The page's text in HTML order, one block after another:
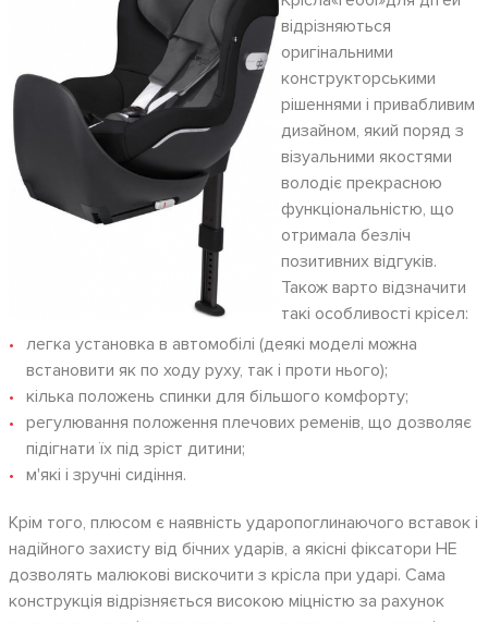
відрізняються
оригінальними
конструкторськими
рішеннями і привабливим
дизайном, який поряд з
візуальними якостями
володіє прекрасною
функціональністю, що
отримала безліч
позитивних відгуків.
Також варто відзначити
такі особливості крісел:
легка установка в автомобілі (деякі моделі можна
встановити як по ходу руху, так і проти нього);
кілька положень спинки для більшого комфорту;
регулювання положення плечових ременів, що дозволяє
підігнати їх під зріст дитини;
м'які і зручні сидіння.
Крім того, плюсом є наявність ударопоглинаючого вставок і
надійного захисту від бічних ударів, а якісні фіксатори НЕ
дозволять малюкові вискочити з крісла при ударі. Сама
конструкція відрізняється високою міцністю за рахунок